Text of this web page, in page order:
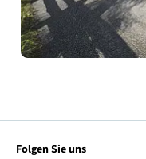
Folgen Sie uns